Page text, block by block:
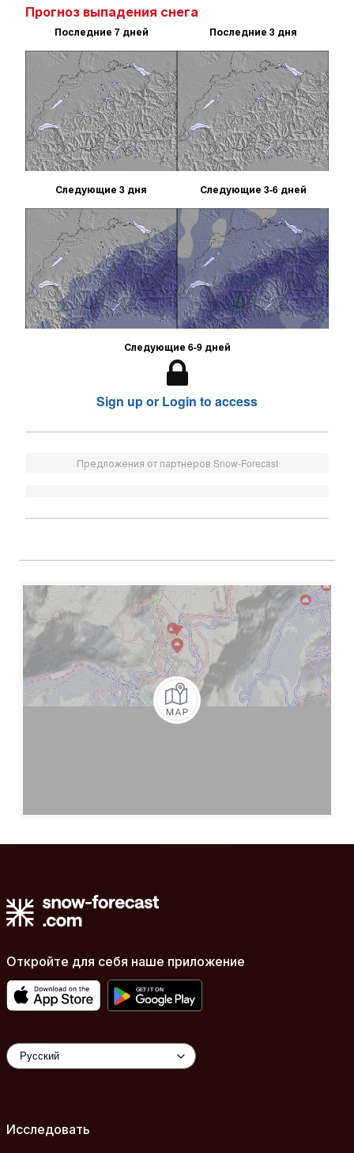
Прогноз выпадения снега
Последние 7 дней Последние 3 дня
Следующие 3 дня Следующие 3-6 дней
Следующие 6-9 дней
Sign up or Login to access
Предложения от партнеров Snow-Forecast
Откройте для себя наше приложение
Исследовать